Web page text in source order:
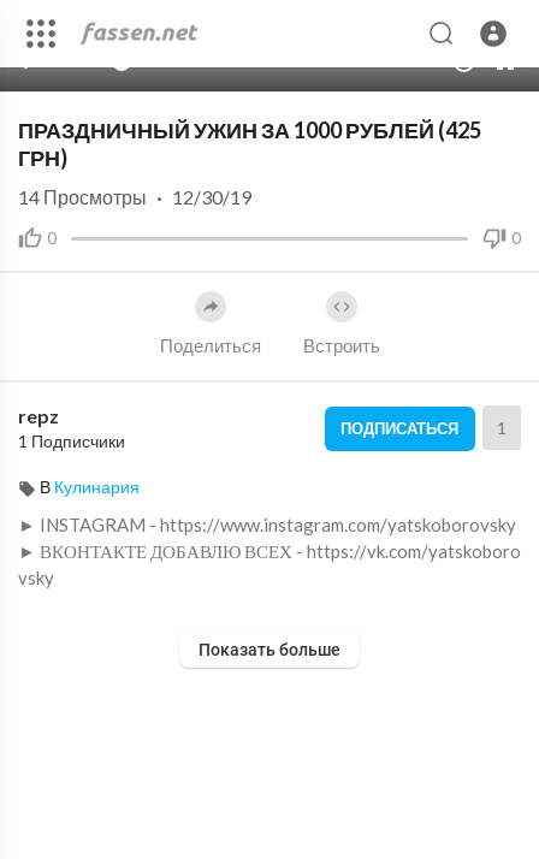
ПРАЗДНИЧНЫЙ УЖИН ЗА 1000 РУБЛЕЙ (425
ГРН)
0 0
14 Просмотры · 12/30/19
Поделиться Встроить
repz
1 Подписчики
ПОДПИСАТЬСЯ 1
В Кулинария
► INSTAGRAM - https://www.instagram.com/yatskoborovsky
► ВКОНТАКТЕ ДОБАВЛЮ ВСЕХ - https://vk.com/yatskoboro
vsky
Показать больше